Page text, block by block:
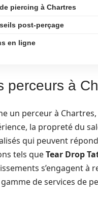
piercing à Chartres
post-perçage
en ligne
perceurs à
un perceur à
la propreté du
qui peuvent
tels queTear Drop
s’engagent
de services de